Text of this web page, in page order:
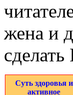
жена и
Суть здоровья и
активное